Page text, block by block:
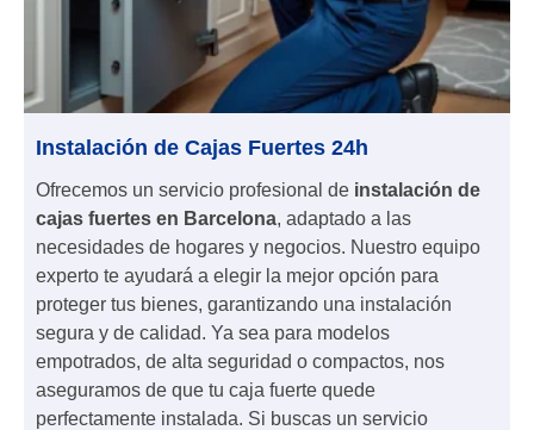
Instalación de Cajas Fuertes 24h
Ofrecemos un servicio profesional de instalación de
cajas fuertes en Barcelona, adaptado a las
necesidades de hogares y negocios. Nuestro equipo
experto te ayudará a elegir la mejor opción para
proteger tus bienes, garantizando una instalación
segura y de calidad. Ya sea para modelos
empotrados, de alta seguridad o compactos, nos
aseguramos de que tu caja fuerte quede
perfectamente instalada. Si buscas un servicio